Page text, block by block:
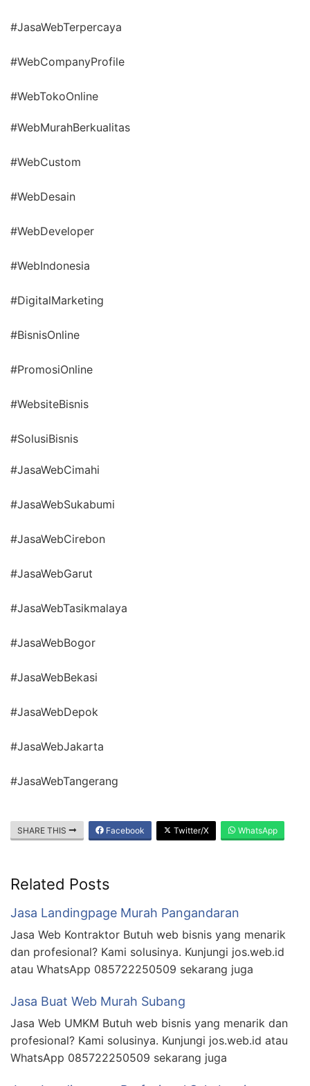
#JasaWebTerpercaya
#WebCompanyProfile
#WebTokoOnline
#WebMurahBerkualitas
#WebCustom
#WebDesain
#WebDeveloper
#WebIndonesia
#DigitalMarketing
#BisnisOnline
#PromosiOnline
#WebsiteBisnis
#SolusiBisnis
#JasaWebCimahi
#JasaWebSukabumi
#JasaWebCirebon
#JasaWebGarut
#JasaWebTasikmalaya
#JasaWebBogor
#JasaWebBekasi
#JasaWebDepok
#JasaWebJakarta
#JasaWebTangerang
SHARE THIS Facebook Twitter/X WhatsApp
Related Posts
Jasa Landingpage Murah Pangandaran
Jasa Web Kontraktor Butuh web bisnis yang menarik
dan profesional? Kami solusinya. Kunjungi jos.web.id
atau WhatsApp 085722250509 sekarang juga
Jasa Buat Web Murah Subang
Jasa Web UMKM Butuh web bisnis yang menarik dan
profesional? Kami solusinya. Kunjungi jos.web.id atau
WhatsApp 085722250509 sekarang juga